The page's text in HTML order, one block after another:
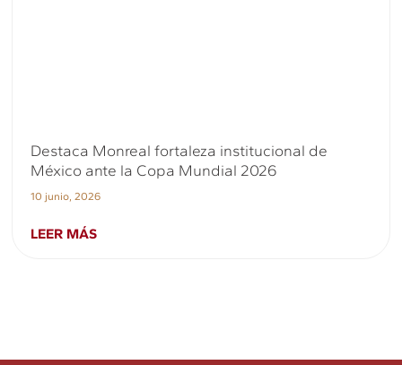
Destaca Monreal fortaleza institucional de
México ante la Copa Mundial 2026
10 junio, 2026
LEER MÁS